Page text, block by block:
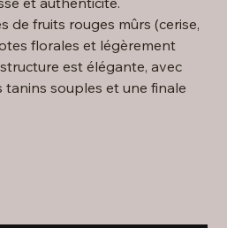
de fruits rouges mûrs (cerise,
florales et légèrement
est élégante, avec
tanins souples et une finale